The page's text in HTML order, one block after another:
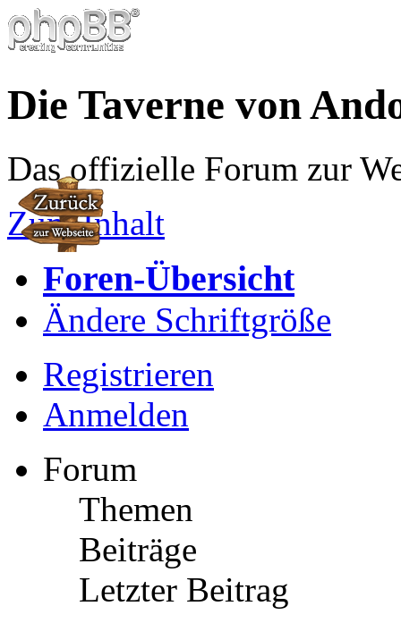
Die Taverne von
Das offizielle Forum zur
Zum Inhalt
Foren-Übersicht
Ändere Schriftgröße
Registrieren
Anmelden
Forum
Themen
Beiträge
Letzter Beitrag